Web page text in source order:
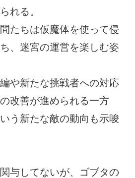
れる。
たちは仮魔体を使って侵
、迷宮の運営を楽しむ姿
や新たな挑戦者への対応
改善が進められる一方
う新たな敵の動向も示唆
与してないが、ゴブタの